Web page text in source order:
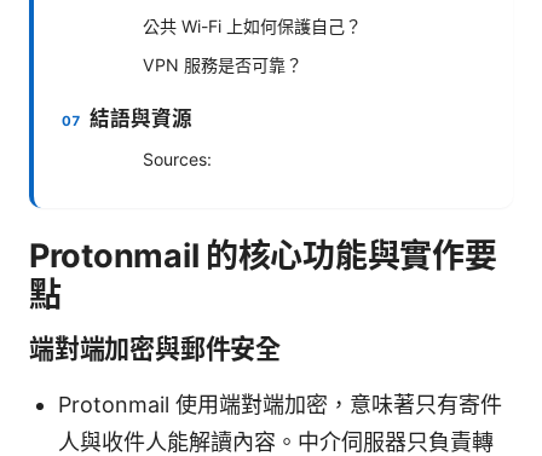
公共 Wi-Fi 上如何保護自己？
VPN 服務是否可靠？
結語與資源
Sources:
Protonmail 的核心功能與實作要
點
端對端加密與郵件安全
Protonmail 使用端對端加密，意味著只有寄件
人與收件人能解讀內容。中介伺服器只負責轉